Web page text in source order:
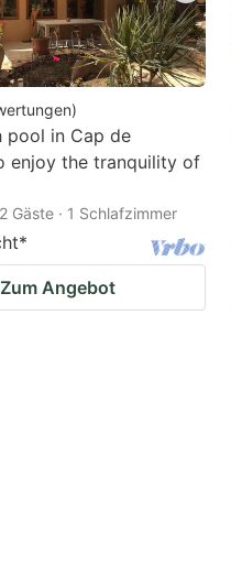
)
pool in Cap de
enjoy the tranquility of
Gäste · 1 Schlafzimmer
*
Zum Angebot